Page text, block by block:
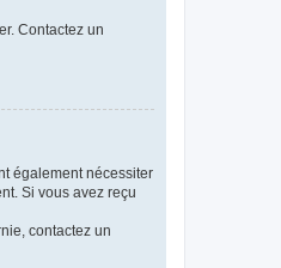
Contactez un
également nécessiter
Si vous avez reçu
contactez un